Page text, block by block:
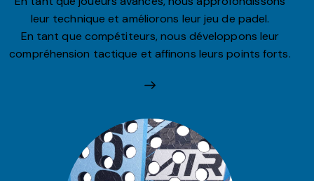
leur technique et améliorons leur jeu de padel.
En tant que compétiteurs, nous développons leur
compréhension tactique et affinons leurs points forts.